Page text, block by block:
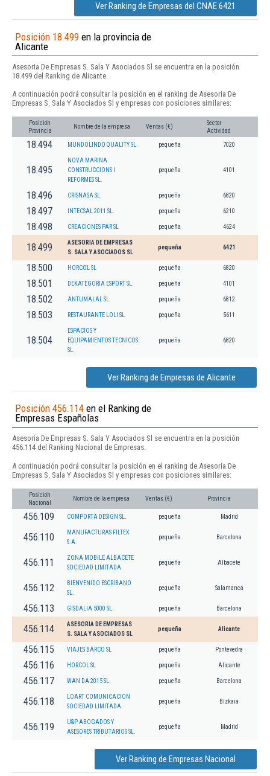
Ver Ranking de Empresas del CNAE 6421
Posición 18.499 en la provincia de
Alicante
Asesoria De Empresas S. Sala Y Asociados Sl se encuentra en la posición
18.499 del Ranking de Alicante.
A continuación podrá consultar la posición en el ranking de Asesoria De
Empresas S. Sala Y Asociados Sl y empresas con posiciones similares:
Posición
Provincia
Nombre de la empresa Ventas (€)
Sector
Actividad
18.494 MUNDOLINDO QUALITY SL. pequeña 7020
18.495
NOVA MARINA
CONSTRUCCIONS I
REFORMES SL.
pequeña 4101
18.496 CRISNASA SL. pequeña 6820
18.497 INTECSAL 2011 SL. pequeña 6210
18.498 CREACIONES PAR SL pequeña 4624
18.499
ASESORIA DE EMPRESAS
S. SALA Y ASOCIADOS SL
pequeña 6421
18.500 HORCOL SL pequeña 6820
18.501 DEKATEGORIA ESPORT SL. pequeña 4101
18.502 ANTUMALAL SL pequeña 6812
18.503 RESTAURANTE LOLI SL pequeña 5611
18.504
ESPACIOS Y
EQUIPAMIENTOS TECNICOS
SL.
pequeña 6820
Ver Ranking de Empresas de Alicante
Posición 456.114 en el Ranking de
Empresas Españolas
Asesoria De Empresas S. Sala Y Asociados Sl se encuentra en la posición
456.114 del Ranking Nacional de Empresas.
A continuación podrá consultar la posición en el ranking de Asesoria De
Empresas S. Sala Y Asociados Sl y empresas con posiciones similares:
Posición
Nacional
Nombre de la empresa Ventas (€) Provincia
456.109 COMPORTA DESIGN SL. pequeña Madrid
456.110
MANUFACTURAS FILTEX
S.A.
pequeña Barcelona
456.111
ZONA MOBILE ALBACETE
SOCIEDAD LIMITADA.
pequeña Albacete
456.112
BIENVENIDO ESCRIBANO
SL.
pequeña Salamanca
456.113 GISDALIA 5000 SL. pequeña Barcelona
456.114
ASESORIA DE EMPRESAS
S. SALA Y ASOCIADOS SL
pequeña Alicante
456.115 VIAJES BARCO SL pequeña Pontevedra
456.116 HORCOL SL pequeña Alicante
456.117 WAN DA 2015 SL. pequeña Barcelona
456.118
LOART COMUNICACION
SOCIEDAD LIMITADA.
pequeña Bizkaia
456.119
U&P ABOGADOS Y
ASESORES TRIBUTARIOS SL.
pequeña Madrid
Ver Ranking de Empresas Nacional